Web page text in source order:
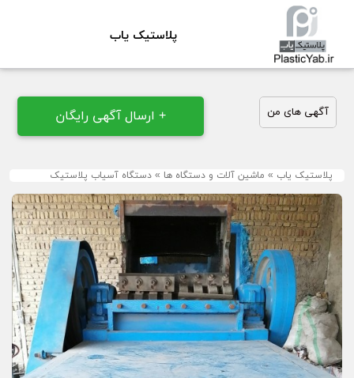
پلاستیک یاب
آگهی های من + ارسال آگهی رایگان
پلاستیک یاب » ماشین آلات و دستگاه ها » دستگاه آسیاب پلاستیک